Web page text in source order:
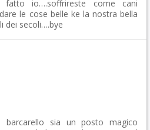
fatto io….soffrireste come cani
le cose belle ke la nostra bella
dei secoli….bye
barcarello sia un posto magico